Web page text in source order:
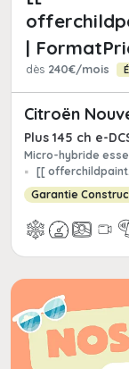
|
dès 240€/mois
Citroën
Plus 145 ch e-
Micro-hybride
[[
Garantie